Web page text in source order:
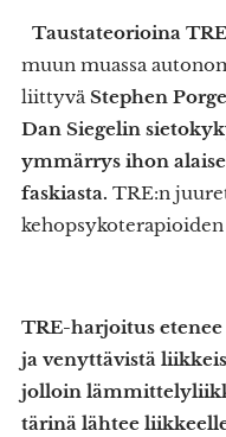
Taustateorioina
muun muassa
liittyväStephen
Dan Siegelin
ymmärrys ihon
faskiasta. TRE:n
TRE-harjoitus
ja venyttävistä
jolloin
tärinä lähtee